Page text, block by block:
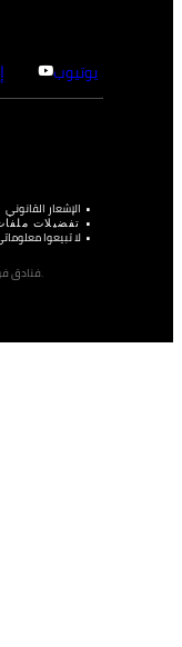
يوتيوب
الإشعار القانوني
تفضيلات
لا تبيعوا
©فنادق فورسيزونز المحدودة 1997 - 2026. جميع الحقوق محفوظة.